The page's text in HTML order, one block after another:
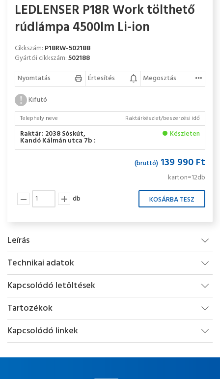
LEDLENSER P18R Work tölthető
rúdlámpa 4500lm Li-ion
Cikkszám: P18RW-502188
Gyártói cikkszám:502188
Nyomtatás
Értesítés
Megosztás
Kifutó
Telephely neve Raktárkészlet/beszerzési idő
Raktár: 2038 Sóskút,
Kandó Kálmán utca 7b :
Készleten
(bruttó) 139 990 Ft
karton=12db
db
Leírás
Technikai adatok
Kapcsolódó letöltések
Tartozékok
Kapcsolódó linkek